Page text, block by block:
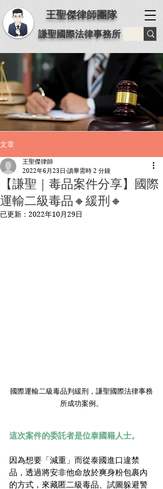
王聖傑律師團隊
謙聖國際法律事務所
文章
【謙聖｜毒品案件分享】️國際
運輸二級毒品🔸緩刑🔸
王聖傑律師
2022年6月23日 讀畢需時 2 分鐘
已更新： 2022年10月29日
國際運輸二級毒品判緩刑，謙聖國際法律事務
所成功案例。
這次案件的委託者是位泰國籍人士。
因為想要「減重」而從泰國進口違禁
品，透過將安非他命放於爽身粉包裹內
的方式，來藏匿二級毒品、試圖躲避警